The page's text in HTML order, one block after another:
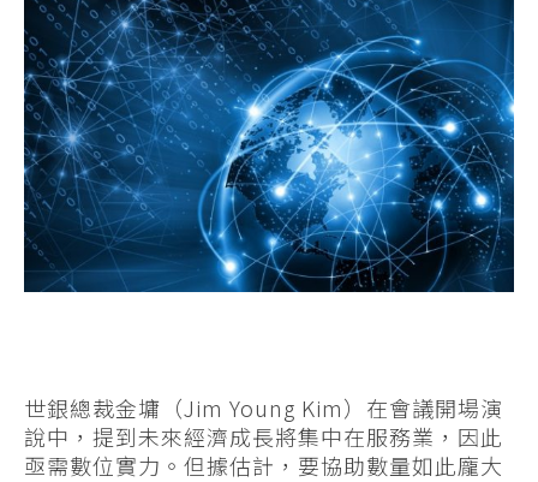
世銀總裁金墉（Jim Young Kim）在會議開場演
說中，提到未來經濟成長將集中在服務業，因此
亟需數位實力。但據估計，要協助數量如此龐大